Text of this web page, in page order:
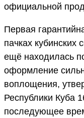
официальной
Первая
пачках кубинских
ещё находилась
оформление
воплощения,
Республики Куба
последующее